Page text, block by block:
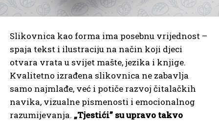
Slikovnica kao forma ima posebnu vrijednost –
spaja tekst i ilustraciju na način koji djeci
otvara vrata u svijet mašte, jezika i knjige.
Kvalitetno izrađena slikovnica ne zabavlja
samo najmlađe, već i potiče razvoj čitalačkih
navika, vizualne pismenosti i emocionalnog
razumijevanja. „Tjestići” su upravo takvo